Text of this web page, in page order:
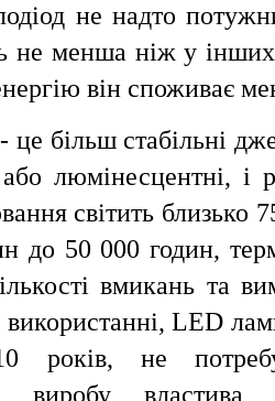
не надто
не менша ніж у
він споживає
це більш стабільні
люмінесцентні, і
світить близько
до 50 000 годин,
вмикань та
LED
років, не
виробу властива